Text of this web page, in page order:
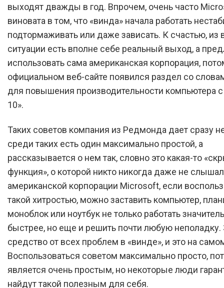
выходят дважды в год. Впрочем, очень часто
виновата в том, что «винда» начала работать
подтормаживать или даже зависать. К счастью, из
ситуации есть вполне себе реальный выход, а
использовать сама американская корпорация,
официальном веб-сайте появился раздел со
для повышения производительности компьютера
10».
Таких советов компания из Редмонда дает сразу
среди таких есть один максимально простой, а
рассказывается о нем так, словно это какая-то
функция», о которой никто никогда даже не
американской корпорации Microsoft, если
такой хитростью, можно заставить компьютер,
моноблок или ноутбук не только работать
быстрее, но еще и решить почти любую неполадку.
средство от всех проблем в «винде», и это на
Воспользоваться советом максимально просто,
является очень простым, но некоторые люди
найдут такой полезным для себя.